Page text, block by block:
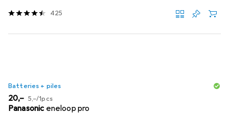
425
Batteries + piles
EUR
20,– EUR
5,–/1pcs
Panasonic eneloop pro